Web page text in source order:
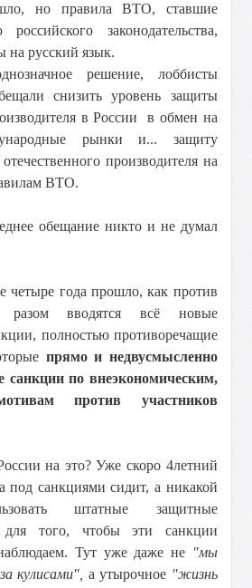
но правила ВТО, ставшие
законодательства,
на русский язык.
решение, лоббисты
снизить уровень защиты
в России в обмен на
рынки и... защиту
производителя на
ВТО.
обещание никто и не думал
года прошло, как против
вводятся всё новые
полностью противоречащие
прямо и недвусмысленно
по внеэкономическим,
против участников
на это? Уже скоро 4летний
под санкциями сидит, а никакой
штатные защитные
того, чтобы эти санкции
Тут уже даже не "мы
кулисами", а утырочное "жизнь